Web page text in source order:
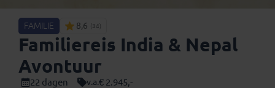
FAMILIE 8,6 (34)
Familiereis India & Nepal
Avontuur
22 dagen v.a.€ 2.945,-